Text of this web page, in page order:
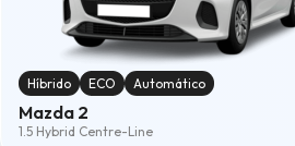
Híbrido ECO Automático
Mazda 2
1.5 Hybrid Centre-Line